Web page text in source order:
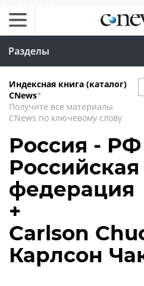
Разделы
Индексная книга (каталог)
CNews*
Получите все материалы
CNews по ключевому слову
Россия -
Российская
федерация
+
Carlson
Карлсон